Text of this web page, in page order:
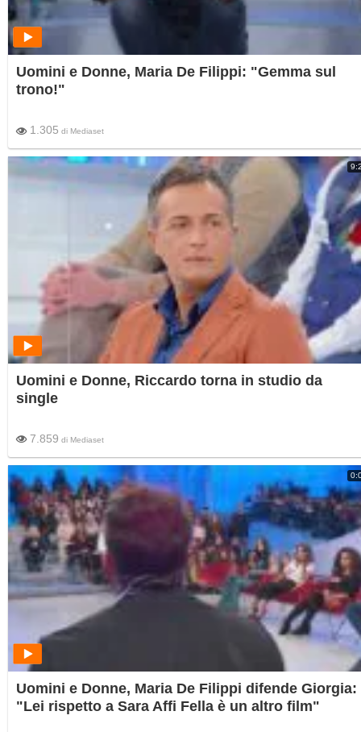
Uomini e Donne, Maria De Filippi: "Gemma sul
trono!"
1.305 di Mediaset
Uomini e Donne, Riccardo torna in studio da
single
7.859 di Mediaset
Uomini e Donne, Maria De Filippi difende Giorgia:
"Lei rispetto a Sara Affi Fella è un altro film"